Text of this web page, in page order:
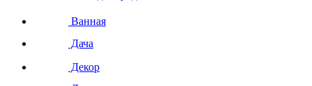
Ванная
Дача
Декор